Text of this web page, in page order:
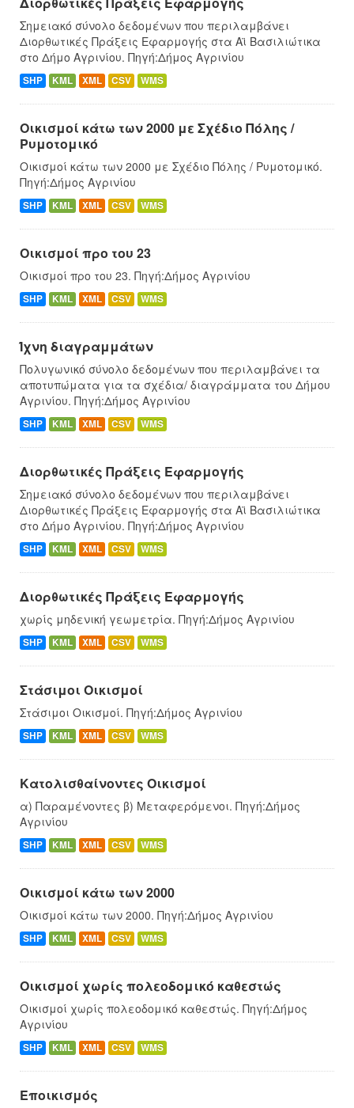
Σημειακό σύνολο δεδομένων που περιλαμβάνει
Διορθωτικές Πράξεις Εφαρμογής στα Αϊ Βασιλιώτικα
στο Δήμο Αγρινίου. Πηγή:Δήμος Αγρινίου
SHP KML XML CSV WMS
Οικισμοί κάτω των 2000 με Σχέδιο Πόλης /
Ρυμοτομικό
Οικισμοί κάτω των 2000 με Σχέδιο Πόλης / Ρυμοτομικό.
Πηγή:Δήμος Αγρινίου
SHP KML XML CSV WMS
Οικισμοί προ του 23
Οικισμοί προ του 23. Πηγή:Δήμος Αγρινίου
SHP KML XML CSV WMS
Ίχνη διαγραμμάτων
Πολυγωνικό σύνολο δεδομένων που περιλαμβάνει τα
αποτυπώματα για τα σχέδια/ διαγράμματα του Δήμου
Αγρινίου. Πηγή:Δήμος Αγρινίου
SHP KML XML CSV WMS
Διορθωτικές Πράξεις Εφαρμογής
Σημειακό σύνολο δεδομένων που περιλαμβάνει
Διορθωτικές Πράξεις Εφαρμογής στα Αϊ Βασιλιώτικα
στο Δήμο Αγρινίου. Πηγή:Δήμος Αγρινίου
SHP KML XML CSV WMS
Διορθωτικές Πράξεις Εφαρμογής
χωρίς μηδενική γεωμετρία. Πηγή:Δήμος Αγρινίου
SHP KML XML CSV WMS
Στάσιμοι Οικισμοί
Στάσιμοι Οικισμοί. Πηγή:Δήμος Αγρινίου
SHP KML XML CSV WMS
Κατολισθαίνοντες Οικισμοί
α) Παραμένοντες β) Μεταφερόμενοι. Πηγή:Δήμος
Αγρινίου
SHP KML XML CSV WMS
Οικισμοί κάτω των 2000
Οικισμοί κάτω των 2000. Πηγή:Δήμος Αγρινίου
SHP KML XML CSV WMS
Οικισμοί χωρίς πολεοδομικό καθεστώς
Οικισμοί χωρίς πολεοδομικό καθεστώς. Πηγή:Δήμος
Αγρινίου
SHP KML XML CSV WMS
Εποικισμός